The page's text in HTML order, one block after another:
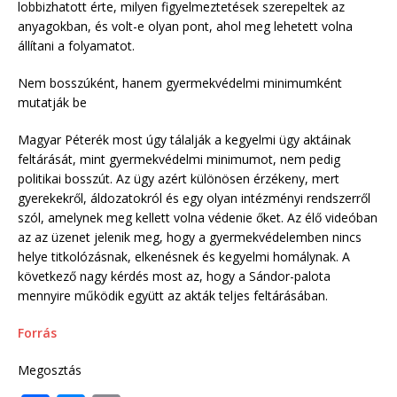
lobbizhatott érte, milyen figyelmeztetések szerepeltek az
anyagokban, és volt-e olyan pont, ahol meg lehetett volna
állítani a folyamatot.
Nem bosszúként, hanem gyermekvédelmi minimumként
mutatják be
Magyar Péterék most úgy tálalják a kegyelmi ügy aktáinak
feltárását, mint gyermekvédelmi minimumot, nem pedig
politikai bosszút. Az ügy azért különösen érzékeny, mert
gyerekekről, áldozatokról és egy olyan intézményi rendszerről
szól, amelynek meg kellett volna védenie őket. Az élő videóban
az az üzenet jelenik meg, hogy a gyermekvédelemben nincs
helye titkolózásnak, elkenésnek és kegyelmi homálynak. A
következő nagy kérdés most az, hogy a Sándor-palota
mennyire működik együtt az akták teljes feltárásában.
Forrás
Megosztás